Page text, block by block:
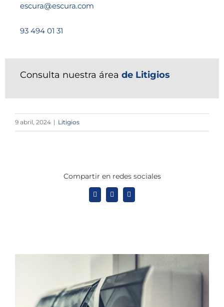
escura@escura.com
93 494 01 31
Consulta nuestra área de Litigios
9 abril, 2024 | Litigios
Compartir en redes sociales
X LinkedInWhatsApp